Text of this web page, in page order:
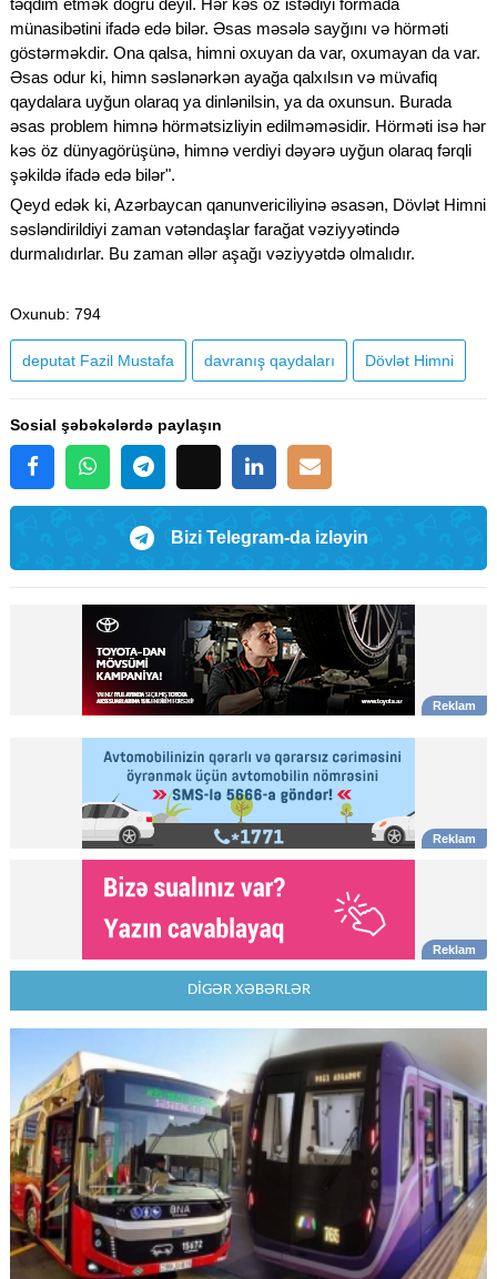
münasibətini ifadə edə bilər. Əsas məsələ sayğını və hörməti
göstərməkdir. Ona qalsa, himni oxuyan da var, oxumayan da var.
Əsas odur ki, himn səslənərkən ayağa qalxılsın və müvafiq
qaydalara uyğun olaraq ya dinlənilsin, ya da oxunsun. Burada
əsas problem himnə hörmətsizliyin edilməməsidir. Hörməti isə hər
kəs öz dünyagörüşünə, himnə verdiyi dəyərə uyğun olaraq fərqli
şəkildə ifadə edə bilər".
Qeyd edək ki, Azərbaycan qanunvericiliyinə əsasən, Dövlət Himni
səsləndirildiyi zaman vətəndaşlar farağat vəziyyətində
durmalıdırlar. Bu zaman əllər aşağı vəziyyətdə olmalıdır.
Oxunub: 794
deputat Fazil Mustafa davranış qaydaları Dövlət Himni
Sosial şəbəkələrdə paylaşın
Bizi Telegram-da izləyin
DİGƏR XƏBƏRLƏR